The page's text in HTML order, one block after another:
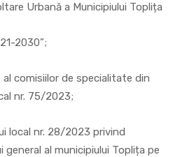
Urbană a Municipiului Toplița
2030”;
al comisiilor de specialitate din
nr. 75/2023;
local nr. 28/2023 privind
general al municipiului Toplița pe